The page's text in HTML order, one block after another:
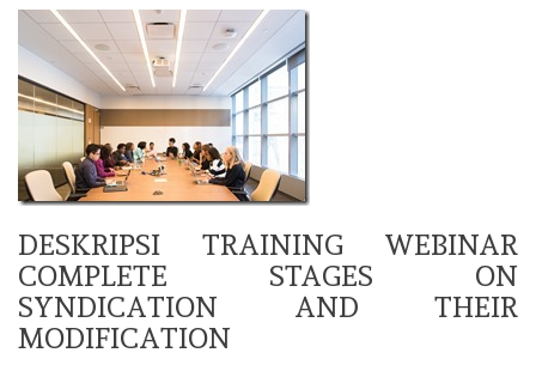
DESKRIPSI TRAINING WEBINAR
COMPLETE STAGES ON
SYNDICATION AND THEIR
MODIFICATION